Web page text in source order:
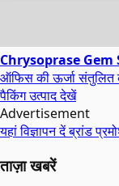
Chrysoprase Gem
ऑफिस की ऊर्जा संतुलित
पैकिंगउत्पाद देखें
Advertisement
यहां विज्ञापन देंब्रांड
ताज़ा खबरें